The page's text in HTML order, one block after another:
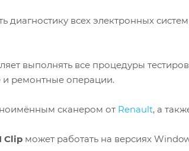
диагностику всех электронных
выполнять все процедуры
и ремонтные операции.
сканером от Renault, а
Clip может работать на версиях